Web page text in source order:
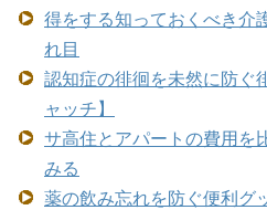
得をする知っておくべき
れ目
認知症の徘徊を未然に防ぐ
ャッチ】
サ高住とアパートの費用を
みる
薬の飲み忘れを防ぐ便利グ